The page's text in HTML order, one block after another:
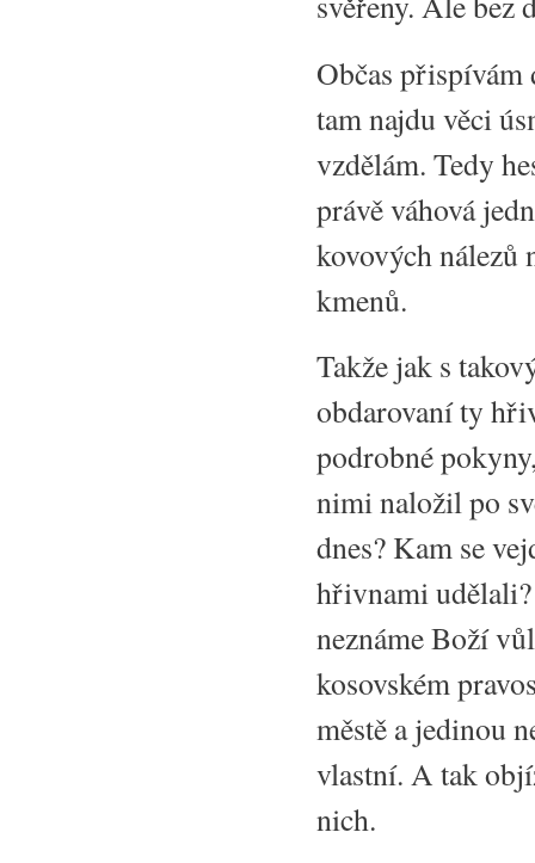
Občas
tam najdu věci
vzdělám. Tedy
právě váhová
kovových nálezů
kmenů.
Takže jak s
obdarovaní ty
podrobné
nimi naložil po
dnes? Kam se
hřivnami
neznáme Boží
kosovském
městě a jedinou
vlastní. A tak
nich.